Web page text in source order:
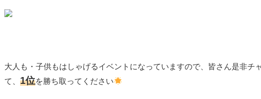
大人も・子供もはしゃげるイベントになっていますので、皆さん是非チ
て、 1位を勝ち取ってください